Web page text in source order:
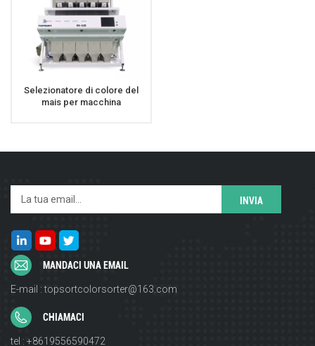
Selezionatore di colore del
mais per macchina
MANDACI UNA EMAIL
E-mail : topsortcolorsorter@163.com
CHIAMACI
tel : +8619556590472